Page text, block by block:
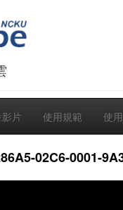
片 使用規範 使
02C6-0001-